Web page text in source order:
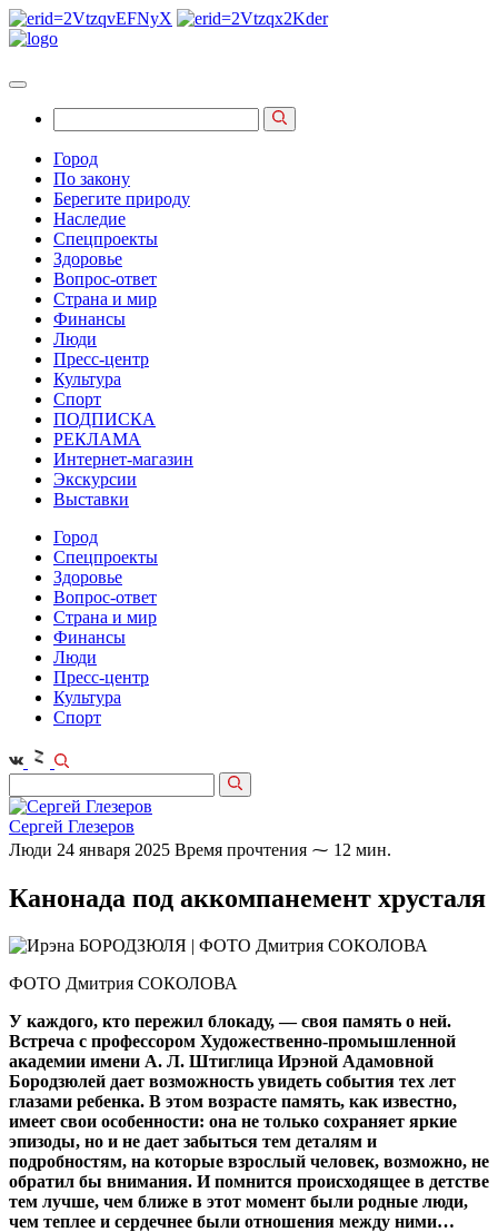
Город
По закону
Берегите природу
Наследие
Спецпроекты
Здоровье
Вопрос-ответ
Страна и мир
Финансы
Люди
Пресс-центр
Культура
Спорт
ПОДПИСКА
РЕКЛАМА
Интернет-магазин
Экскурсии
Выставки
Город
Спецпроекты
Здоровье
Вопрос-ответ
Страна и мир
Финансы
Люди
Пресс-центр
Культура
Спорт
Сергей Глезеров
Люди 24 января 2025 Время прочтения ⁓ 12 мин.
Канонада под аккомпанемент хрусталя
ФОТО Дмитрия СОКОЛОВА
У каждого, кто пережил блокаду, — своя память о ней.
Встреча с профессором Художественно-промышленной
академии имени А. Л. Штиглица Ирэной Адамовной
Бородзюлей дает возможность увидеть события тех лет
глазами ребенка. В этом возрасте память, как известно,
имеет свои особенности: она не только сохраняет яркие
эпизоды, но и не дает забыться тем деталям и
подробностям, на которые взрослый человек, возможно, не
обратил бы внимания. И помнится происходящее в детстве
тем лучше, чем ближе в этот момент были родные люди,
чем теплее и сердечнее были отношения между ними…